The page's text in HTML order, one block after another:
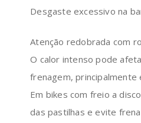
Desgaste excessivo na
Atenção redobrada com
O calor intenso pode
frenagem, principalmente
Em bikes com freio a
das pastilhas e evite